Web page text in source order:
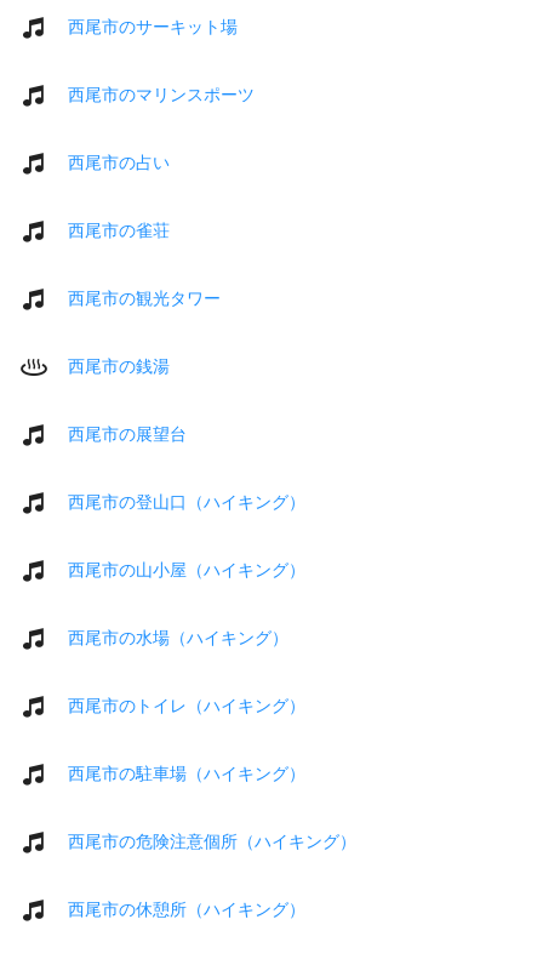
西尾市のサーキット場
西尾市のマリンスポーツ
西尾市の占い
西尾市の雀荘
西尾市の観光タワー
西尾市の銭湯
西尾市の展望台
西尾市の登山口（ハイキング）
西尾市の山小屋（ハイキング）
西尾市の水場（ハイキング）
西尾市のトイレ（ハイキング）
西尾市の駐車場（ハイキング）
西尾市の危険注意個所（ハイキング）
西尾市の休憩所（ハイキング）